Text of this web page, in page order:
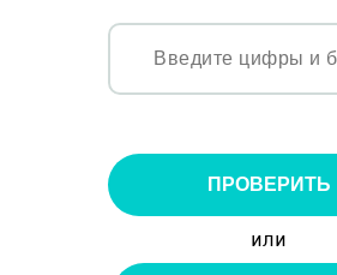
ПРОВЕРИТЬ
или